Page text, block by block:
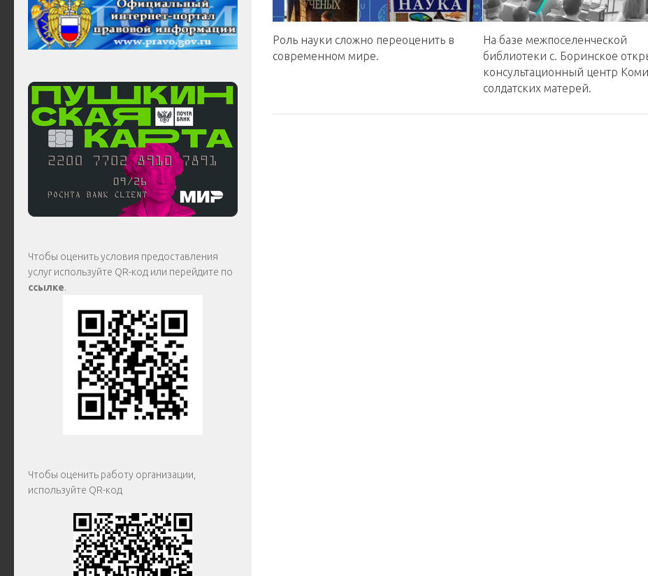
Роль науки сложно переоценить в
современном мире.
На базе межпоселенческой
библиотеки с. Боринское
консультационный центр
солдатских матерей.
Чтобы оценить условия предоставления
услуг используйте QR-код или перейдите по
ссылке.
Чтобы оценить работу организации,
используйте QR-код